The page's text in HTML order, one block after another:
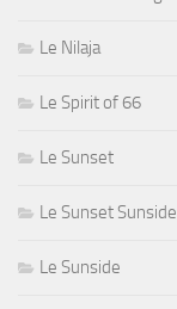
Le Nilaja
Le Spirit of 66
Le Sunset
Le Sunset Sunside
Le Sunside